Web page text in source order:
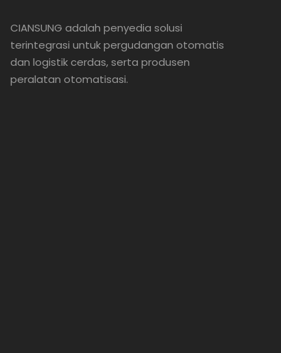
CIANSUNG adalah penyedia solusi
terintegrasi untuk pergudangan otomatis
dan logistik cerdas, serta produsen
peralatan otomatisasi.